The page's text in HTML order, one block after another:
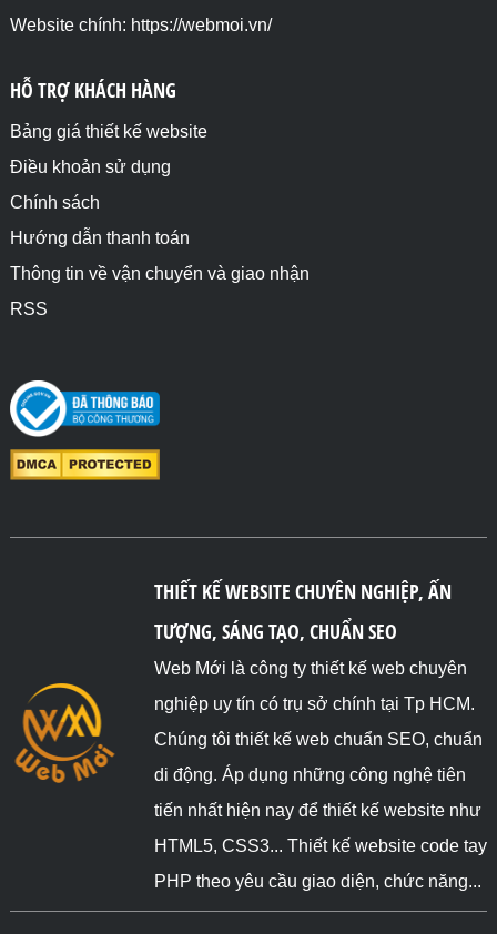
    alert("Phần tử đã được hiện!");
</script>
</html>
Website chính: https://webmoi.vn/
HỖ TRỢ KHÁCH HÀNG
Bảng giá thiết kế website
Điều khoản sử dụng
Chính sách
Hướng dẫn thanh toán
Thông tin về vận chuyển và giao nhận
RSS
THIẾT KẾ WEBSITE CHUYÊN NGHIỆP, ẤN
TƯỢNG, SÁNG TẠO, CHUẨN SEO
Web Mới là công ty thiết kế web chuyên
nghiệp uy tín có trụ sở chính tại Tp HCM.
Chúng tôi thiết kế web chuẩn SEO, chuẩn
di động. Áp dụng những công nghệ tiên
tiến nhất hiện nay để thiết kế website như
HTML5, CSS3... Thiết kế website code tay
PHP theo yêu cầu giao diện, chức năng...